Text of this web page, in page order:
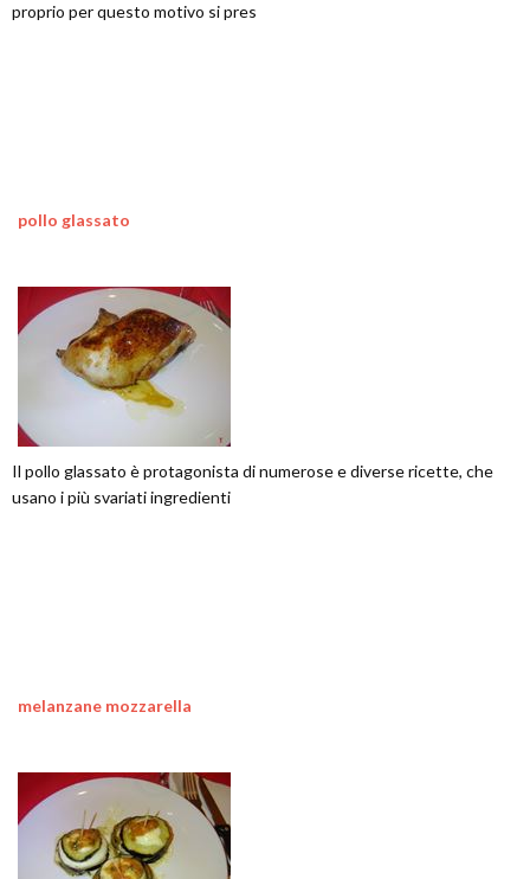
proprio per questo motivo si pres
pollo glassato
Il pollo glassato è protagonista di numerose e diverse ricette, che
usano i più svariati ingredienti
melanzane mozzarella